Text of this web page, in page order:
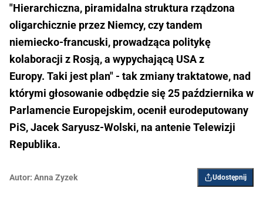
"Hierarchiczna, piramidalna struktura rządzona
oligarchicznie przez Niemcy, czy tandem
niemiecko-francuski, prowadząca politykę
kolaboracji z Rosją, a wypychającą USA z
Europy. Taki jest plan" - tak zmiany traktatowe, nad
którymi głosowanie odbędzie się 25 października w
Parlamencie Europejskim, ocenił eurodeputowany
PiS, Jacek Saryusz-Wolski, na antenie Telewizji
Republika.
Autor: Anna Zyzek Udostępnij